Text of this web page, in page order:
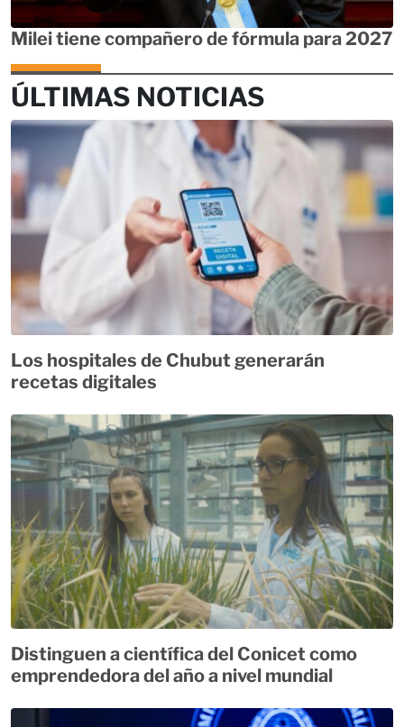
Milei tiene compañero de fórmula para 2027
ÚLTIMAS NOTICIAS
Los hospitales de Chubut generarán
recetas digitales
Distinguen a científica del Conicet como
emprendedora del año a nivel mundial